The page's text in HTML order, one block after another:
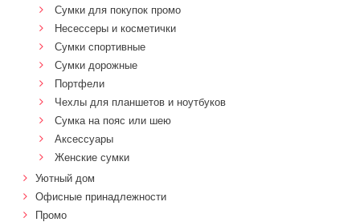
Сумки для покупок промо
Несессеры и косметички
Сумки спортивные
Сумки дорожные
Портфели
Чехлы для планшетов и ноутбуков
Сумка на пояс или шею
Аксессуары
Женские сумки
Уютный дом
Офисные принадлежности
Промо